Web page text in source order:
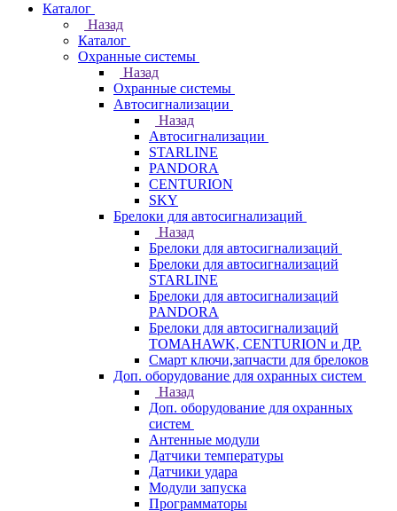
Каталог
Назад
Каталог
Охранные системы
Назад
Охранные системы
Автосигнализации
Назад
Автосигнализации
STARLINE
PANDORA
CENTURION
SKY
Брелоки для автосигнализаций
Назад
Брелоки для автосигнализаций
Брелоки для автосигнализаций
STARLINE
Брелоки для автосигнализаций
PANDORA
Брелоки для автосигнализаций
TOMAHAWK, CENTURION и ДР.
Смарт ключи,запчасти для брелоков
Доп. оборудование для охранных систем
Назад
Доп. оборудование для охранных
систем
Антенные модули
Датчики температуры
Датчики удара
Модули запуска
Программаторы